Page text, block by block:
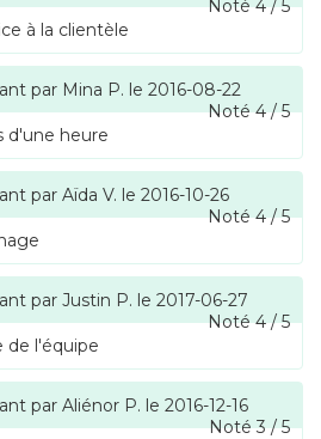
Noté4/5
à la clientèle
par Mina P. le 2016-08-22
Noté4/5
d'une heure
par Aïda V. le 2016-10-26
Noté4/5
par Justin P. le 2017-06-27
Noté4/5
de l'équipe
par Aliénor P. le 2016-12-16
Noté3/5